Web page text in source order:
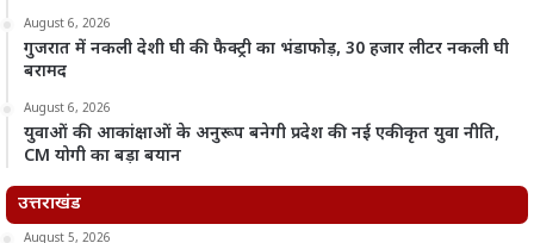
August 6, 2026
गुजरात में नकली देशी घी की फैक्ट्री का भंडाफोड़, 30 हजार लीटर नकली घी
बरामद
August 6, 2026
युवाओं की आकांक्षाओं के अनुरूप बनेगी प्रदेश की नई एकीकृत युवा नीति,
CM योगी का बड़ा बयान
उत्तराखंड
August 5, 2026